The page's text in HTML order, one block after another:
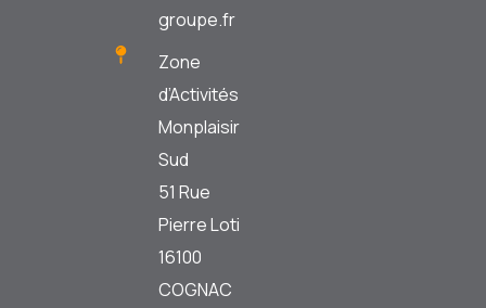
groupe.fr
Zone
d’Activités
Monplaisir
Sud
51 Rue
Pierre Loti
16100
COGNAC